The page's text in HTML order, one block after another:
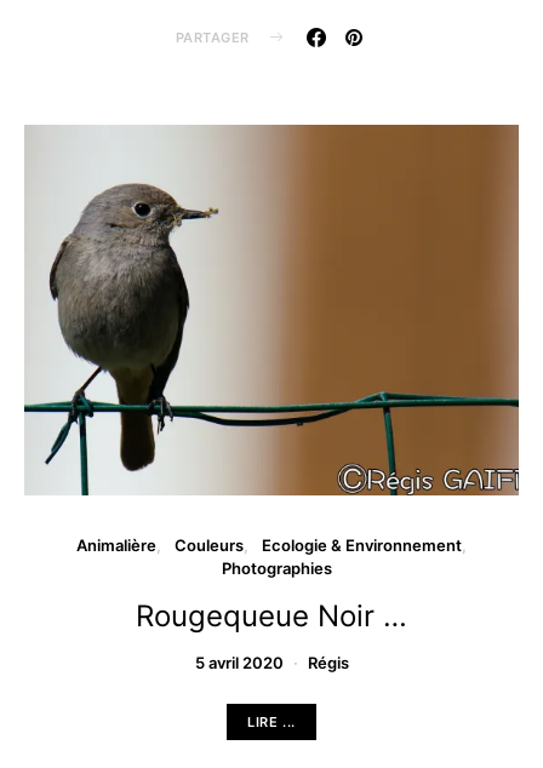
PARTAGER
Animalière Couleurs
Ecologie & Environnement
Photographies
Rougequeue Noir …
5 avril 2020 Régis
LIRE ...